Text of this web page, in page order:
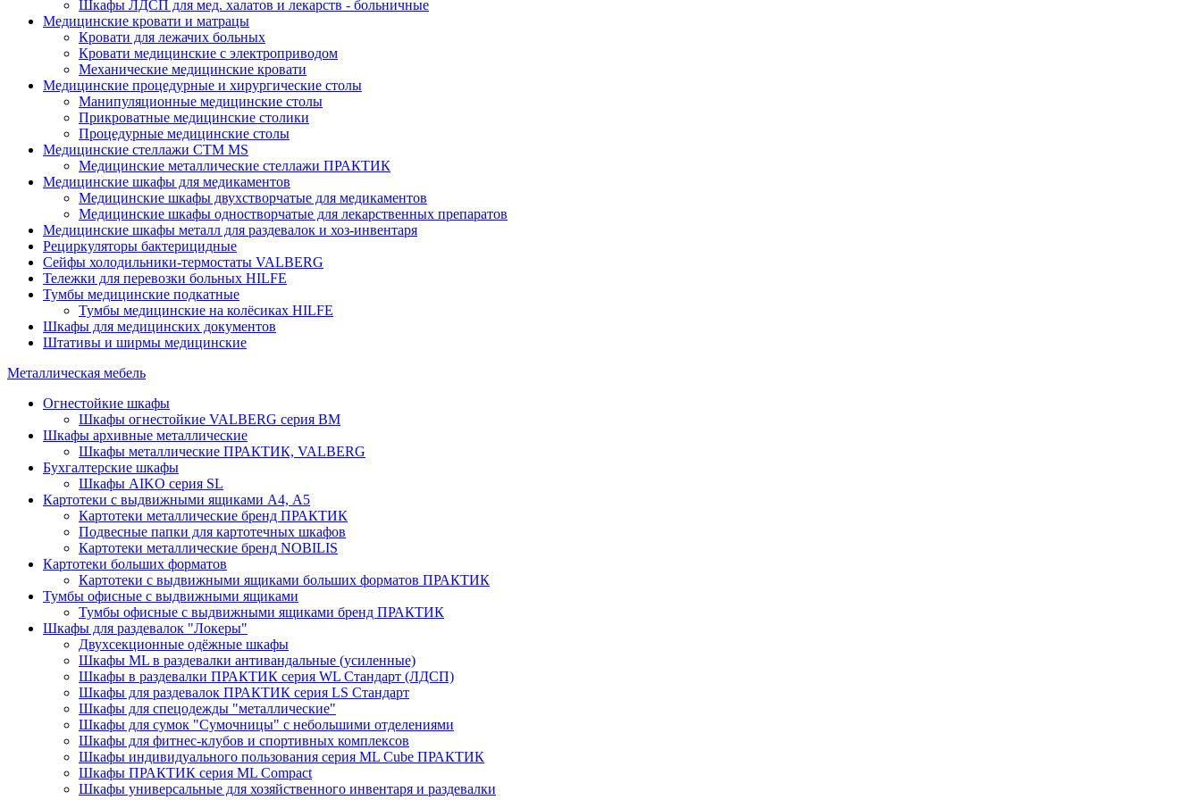
Шкафы ЛДСП для мед. халатов и лекарств - больничные
Медицинские кровати и матрацы
Кровати для лежачих больных
Кровати медицинские с электроприводом
Механические медицинские кровати
Медицинские процедурные и хирургические столы
Манипуляционные медицинские столы
Прикроватные медицинские столики
Процедурные медицинские столы
Медицинские стеллажи CTM MS
Медицинские металлические стеллажи ПРАКТИК
Медицинские шкафы для медикаментов
Медицинские шкафы двухстворчатые для медикаментов
Медицинские шкафы одностворчатые для лекарственных препаратов
Медицинские шкафы металл для раздевалок и хоз-инвентаря
Рециркуляторы бактерицидные
Сейфы холодильники-термостаты VALBERG
Тележки для перевозки больных HILFE
Тумбы медицинские подкатные
Тумбы медицинские на колёсиках HILFE
Шкафы для медицинских документов
Штативы и ширмы медицинские
Металлическая мебель
Огнестойкие шкафы
Шкафы огнестойкие VALBERG серия BM
Шкафы архивные металлические
Шкафы металлические ПРАКТИК, VALBERG
Бухгалтерские шкафы
Шкафы AIKO серия SL
Картотеки с выдвижными ящиками А4, А5
Картотеки металлические бренд ПРАКТИК
Подвесные папки для картотечных шкафов
Картотеки металлические бренд NOBILIS
Картотеки больших форматов
Картотеки с выдвижными ящиками больших форматов ПРАКТИК
Тумбы офисные с выдвижными ящиками
Тумбы офисные с выдвижными ящиками бренд ПРАКТИК
Шкафы для раздевалок "Локеры"
Двухсекционные одёжные шкафы
Шкафы ML в раздевалки антивандальные (усиленные)
Шкафы в раздевалки ПРАКТИК серия WL Стандарт (ЛДСП)
Шкафы для раздевалок ПРАКТИК серия LS Стандарт
Шкафы для спецодежды "металлические"
Шкафы для сумок "Сумочницы" с небольшими отделениями
Шкафы для фитнес-клубов и спортивных комплексов
Шкафы индивидуального пользования серия ML Cube ПРАКТИК
Шкафы ПРАКТИК серия ML Compact
Шкафы универсальные для хозяйственного инвентаря и раздевалки